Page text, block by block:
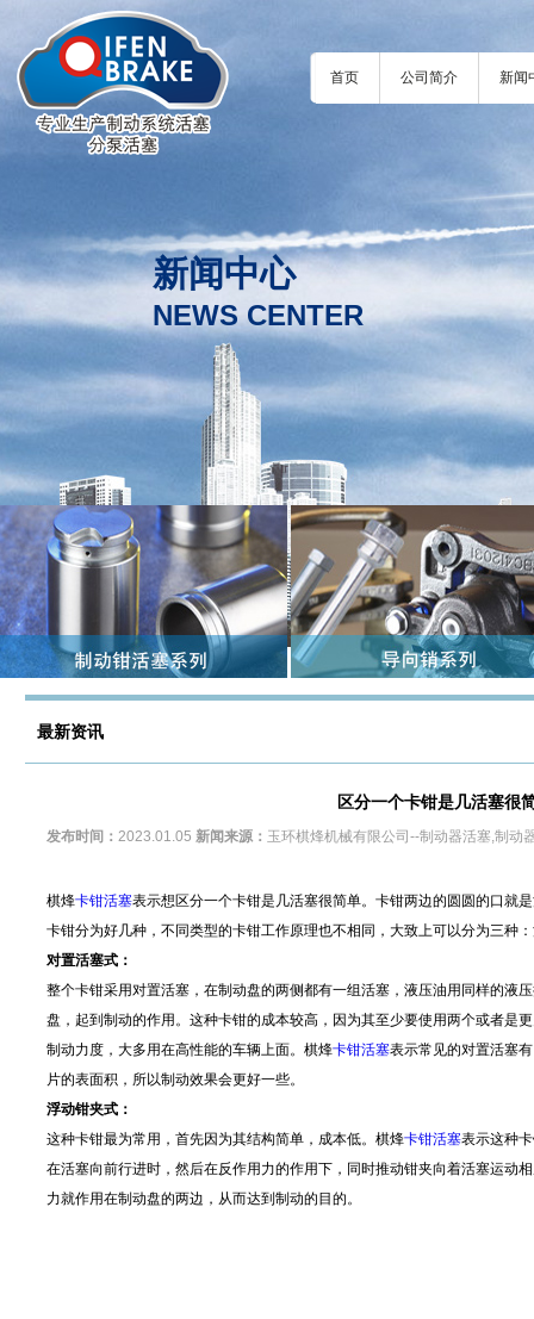
首页 公司简介 新闻
新闻中心
NEWS CENTER
最新资讯
区分一个卡钳是几活塞很
发布时间： 2023.01.05 新闻来源： 玉环棋烽机械有限公司--制动器活塞,制动
棋烽卡钳活塞表示想区分一个卡钳是几活塞很简单。卡钳两边的圆圆的口就
卡钳分为好几种，不同类型的卡钳工作原理也不相同，大致上可以分为三种
对置活塞式：
整个卡钳采用对置活塞，在制动盘的两侧都有一组活塞，液压油用同样的液
盘，起到制动的作用。这种卡钳的成本较高，因为其至少要使用两个或者是
制动力度，大多用在高性能的车辆上面。棋烽卡钳活塞表示常见的对置活塞
片的表面积，所以制动效果会更好一些。
浮动钳夹式：
这种卡钳最为常用，首先因为其结构简单，成本低。棋烽卡钳活塞表示这种
在活塞向前行进时，然后在反作用力的作用下，同时推动钳夹向着活塞运动
力就作用在制动盘的两边，从而达到制动的目的。